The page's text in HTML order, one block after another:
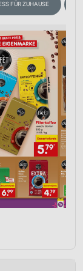
FÜR ZUHAUSE